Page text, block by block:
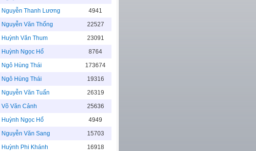
Nguyễn Thanh Lương
4941
Nguyễn Văn Thống
22527
Huỳnh Văn Thum
23091
Huỳnh Ngọc Hổ
8764
Ngô Hùng Thái
173674
Ngô Hùng Thái
19316
Nguyễn Văn Tuẩn
26319
Võ Văn Cảnh
25636
Huỳnh Ngọc Hổ
4949
Nguyễn Văn Sang
15703
Huỳnh Phi Khánh
16918